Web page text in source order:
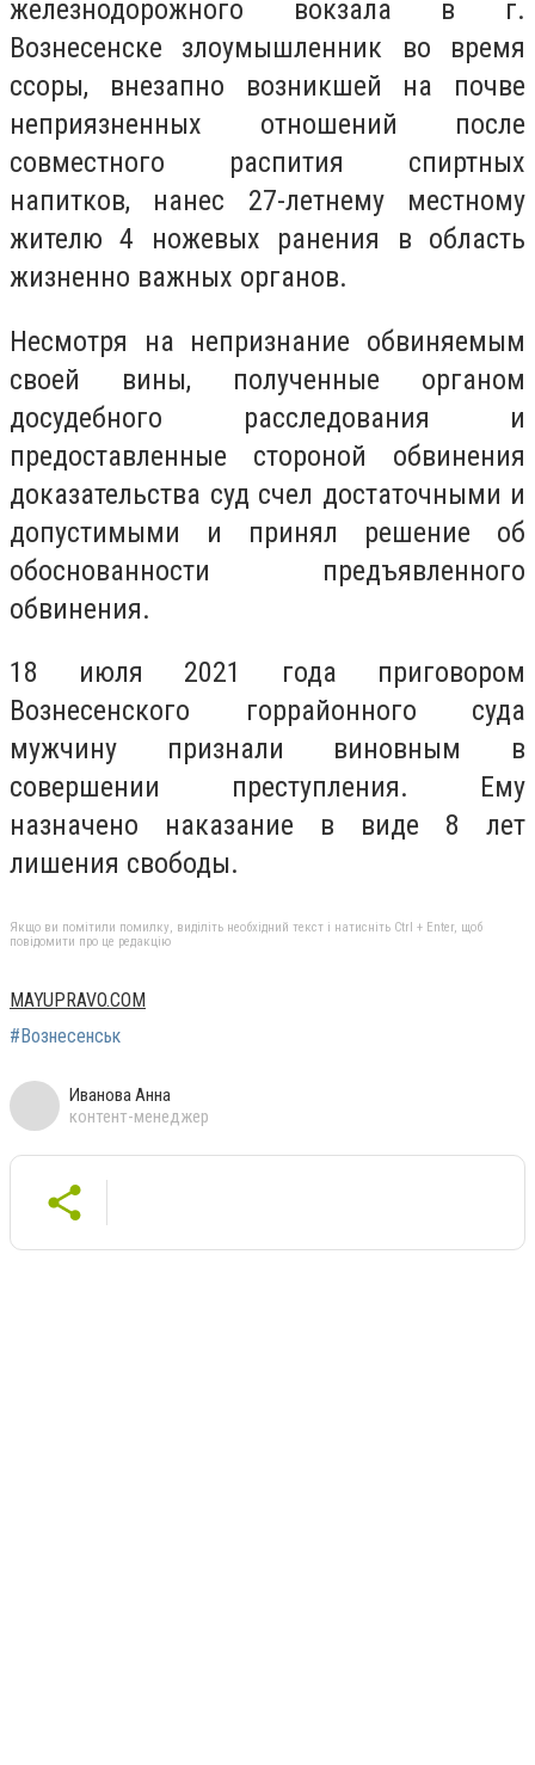
железнодорожного вокзала в г.
Вознесенске злоумышленник во время
ссоры, внезапно возникшей на почве
неприязненных отношений после
совместного распития спиртных
напитков, нанес 27-летнему местному
жителю 4 ножевых ранения в область
жизненно важных органов.
Несмотря на непризнание обвиняемым
своей вины, полученные органом
досудебного расследования и
предоставленные стороной обвинения
доказательства суд счел достаточными и
допустимыми и принял решение об
обоснованности предъявленного
обвинения.
18 июля 2021 года приговором
Вознесенского горрайонного суда
мужчину признали виновным в
совершении преступления. Ему
назначено наказание в виде 8 лет
лишения свободы.
Якщо ви помітили помилку, виділіть необхідний текст і натисніть Ctrl + Enter, щоб
повідомити про це редакцію
MAYUPRAVO.COM
#Вознесенськ
Иванова Анна
контент-менеджер